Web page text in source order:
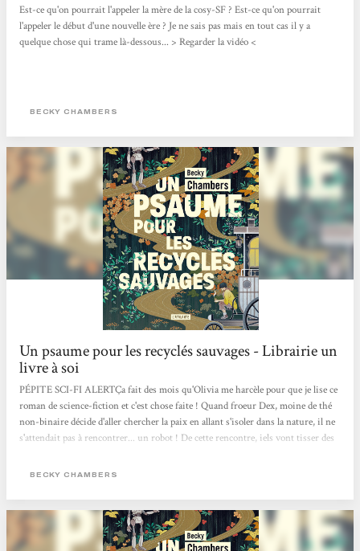
Est-ce qu'on pourrait l'appeler la mère de la cosy-SF ? Est-ce qu'on pourrait
l'appeler le début d'une nouvelle ère ? Je ne sais pas mais en tout cas il y a
quelque chose qui trame là-dessous... > Regarder la vidéo <
BECKY CHAMBERS
Un psaume pour les recyclés sauvages - Librairie un
livre à soi
PÉPITE SCI-FI ALERTÇa fait des mois qu'Olivia me harcèle pour que je lise ce
roman de science-fiction et c'est chose faite ! Quand froeur Dex, moine de thé
non-binaire décide d'aller chercher la paix en allant s'isoler dans la nature, il ne
s'attendait pas à rencontrer... un robot ! De cette rencontre, iels vont tisser des
Ça se lit en 2 jours max, c'est drôle, touchant, sensible, rempli d'optimisme et
BECKY CHAMBERS